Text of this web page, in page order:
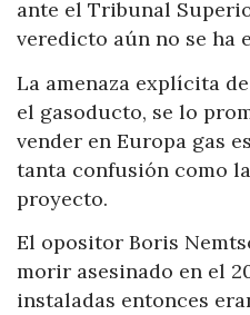
ante el Tribunal
veredicto aún no se ha
La amenaza explícita
el gasoducto, se lo
vender en Europa gas
tanta confusión como
proyecto.
El opositor Boris
morir asesinado en el
instaladas entonces